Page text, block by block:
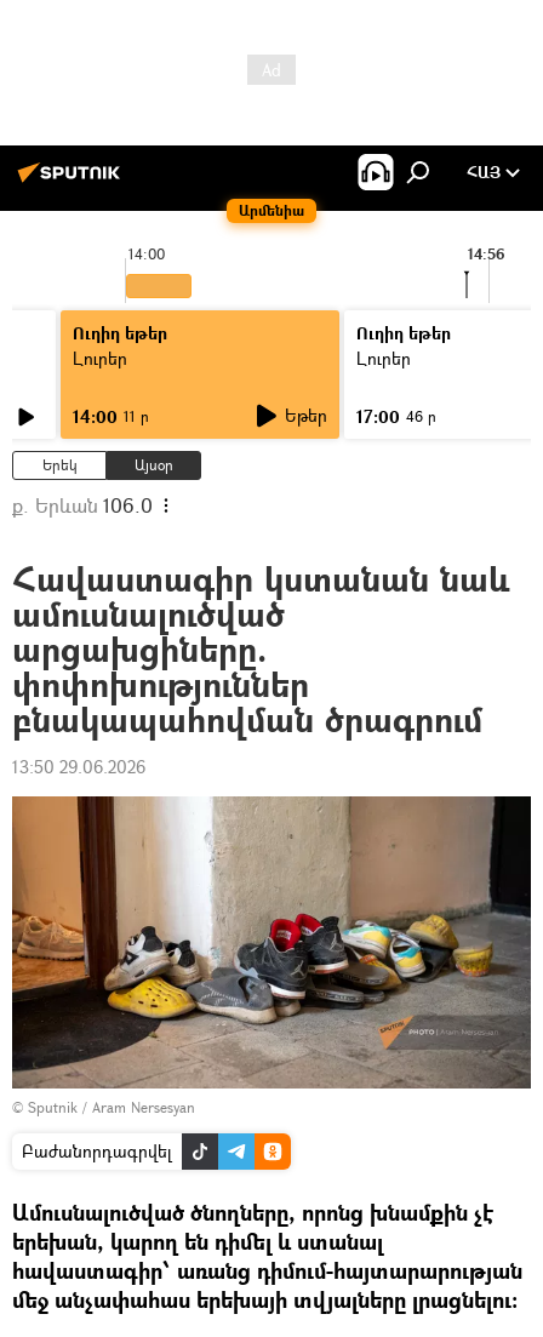
Արմենիա
ՀԱՅ
14:00 14:56
Ուղիղ եթեր
Լուրեր
14:00 11 ր Եթեր
Ուղիղ եթեր
Լուրեր
17:00 46 ր
Երեկ Այսօր
ք. Երևան 106.0
Հավաստագիր կստանան նաև
ամուսնալուծված
արցախցիները.
փոփոխություններ
բնակապահովման ծրագրում
13:50 29.06.2026
© Sputnik / Aram Nersesyan
Բաժանորդագրվել
Ամուսնալուծված ծնողները, որոնց խնամքին չէ
երեխան, կարող են դիմել և ստանալ
հավաստագիր՝ առանց դիմում-հայտարարության
մեջ անչափահաս երեխայի տվյալները լրացնելու։